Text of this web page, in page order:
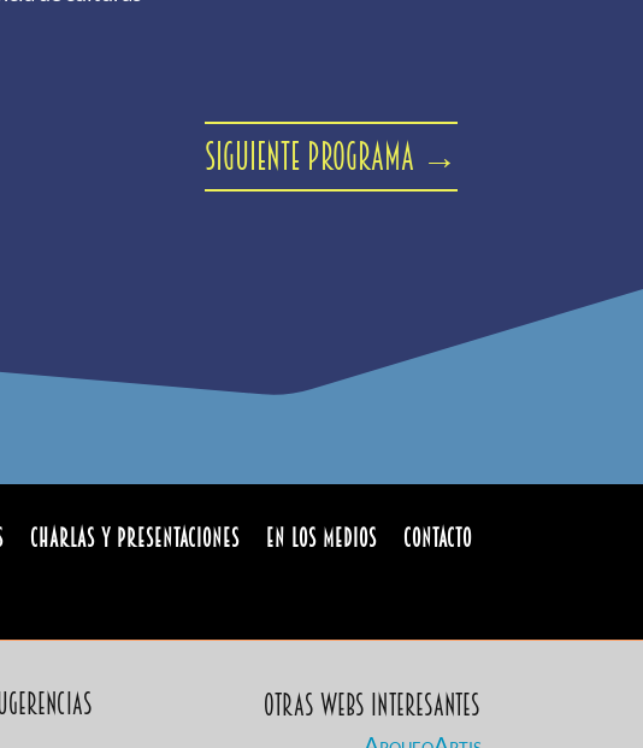
Siguiente programa →
Charlas y Presentaciones En los medios
Contacto
Otras Webs Interesantes